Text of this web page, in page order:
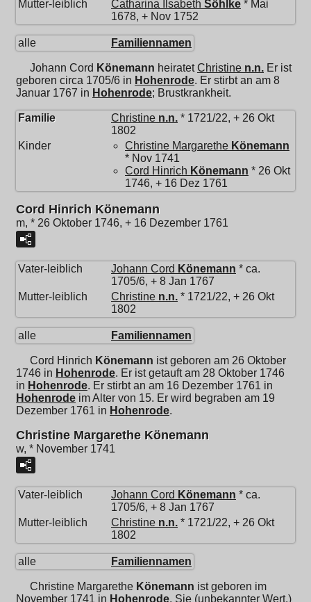
Mutter-leiblich
Catharina Ilsabeth Söhlke * Mai
1678, + Nov 1752
alle Familiennamen
Johann Cord Könemann heiratetChristine n.n. Er ist
geboren circa 1705/6 in Hohenrode. Er stirbt an am 8
Januar 1767 in Hohenrode; Brustkrankheit.
Familie Christine n.n. * 1721/22, + 26 Okt
1802
Kinder
Christine Margarethe Könemann
* Nov 1741
Cord Hinrich Könemann * 26 Okt
1746, + 16 Dez 1761
Cord Hinrich Könemann
m, * 26 Oktober 1746, + 16 Dezember 1761
Vater-leiblich Johann Cord Könemann * ca.
1705/6, + 8 Jan 1767
Mutter-leiblich
Christine n.n. * 1721/22, + 26 Okt
1802
alle Familiennamen
Cord Hinrich Könemann ist geboren am 26 Oktober
1746 in Hohenrode. Er ist getauft am 28 Oktober 1746
in Hohenrode. Er stirbt an am 16 Dezember 1761 in
Hohenrode im Alter von 15. Er wird begraben am 19
Dezember 1761 in Hohenrode.
Christine Margarethe Könemann
w, * November 1741
Vater-leiblich Johann Cord Könemann * ca.
1705/6, + 8 Jan 1767
Mutter-leiblich
Christine n.n. * 1721/22, + 26 Okt
1802
alle Familiennamen
Christine Margarethe Könemann ist geboren im
November 1741 in Hohenrode. Sie (unbekannter Wert.)